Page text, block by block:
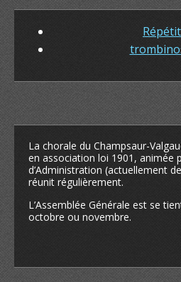
La chorale du Champsaur-
en association loi 1901, animée
d’Administration (actuellement
réunit régulièrement.
L’Assemblée Générale est se
octobre ou novembre.